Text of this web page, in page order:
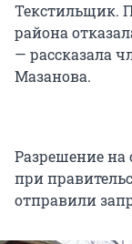
Текстильщик.
района
— рассказала
Мазанова.
Разрешение на
при
отправили